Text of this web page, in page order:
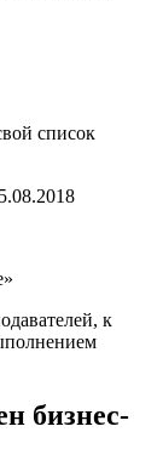
список
к
бизнес-